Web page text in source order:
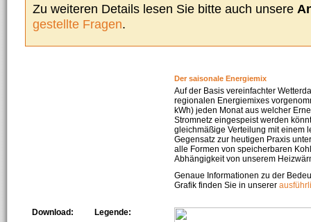
Zu weiteren Details lesen Sie bitte auch unsere
gestellte Fragen.
Der saisonale Energiemix
Auf der Basis vereinfachter
regionalen Energiemixes
kWh) jeden Monat aus welcher
Stromnetz eingespeist werden
gleichmäßige Verteilung mit einem
Gegensatz zur heutigen Praxis
alle Formen von speicherbaren
Abhängigkeit von unserem
Genaue Informationen zu der
Grafik finden Sie in unserer
Legende:
Download: